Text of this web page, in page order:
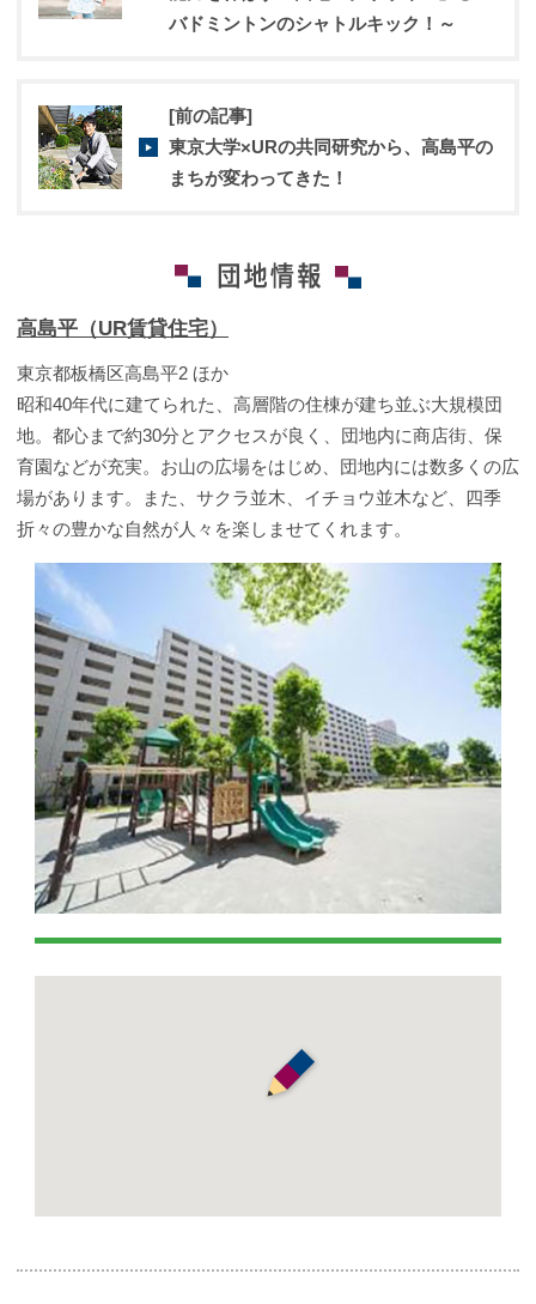
バドミントンのシャトルキック！～
[前の記事]
東京大学×URの共同研究から、高島平の
まちが変わってきた！
高島平（UR賃貸住宅）
東京都板橋区高島平2 ほか
昭和40年代に建てられた、高層階の住棟が建ち並ぶ大規模団
地。都心まで約30分とアクセスが良く、団地内に商店街、保
育園などが充実。お山の広場をはじめ、団地内には数多くの広
場があります。また、サクラ並木、イチョウ並木など、四季
折々の豊かな自然が人々を楽しませてくれます。